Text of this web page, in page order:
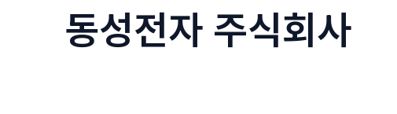
동성전자 주식회사